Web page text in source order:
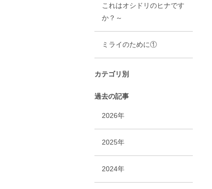
これはオシドリのヒナです
か？～
ミライのために①
カテゴリ別
過去の記事
2026年
2025年
2024年